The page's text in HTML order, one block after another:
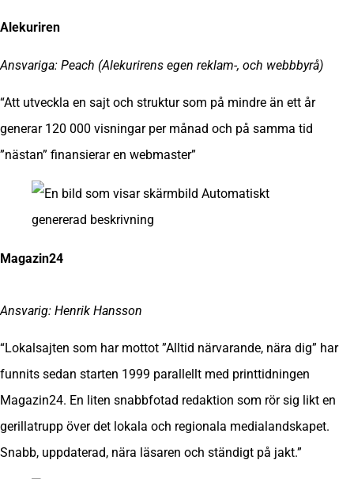
Alekuriren
Ansvariga: Peach (Alekurirens egen reklam-, och webbbyrå)
“Att utveckla en sajt och struktur som på mindre än ett år
generar 120 000 visningar per månad och på samma tid
”nästan” finansierar en webmaster”
Magazin24
Ansvarig: Henrik Hansson
“Lokalsajten som har mottot ”Alltid närvarande, nära dig” har
funnits sedan starten 1999 parallellt med printtidningen
Magazin24. En liten snabbfotad redaktion som rör sig likt en
gerillatrupp över det lokala och regionala medialandskapet.
Snabb, uppdaterad, nära läsaren och ständigt på jakt.”